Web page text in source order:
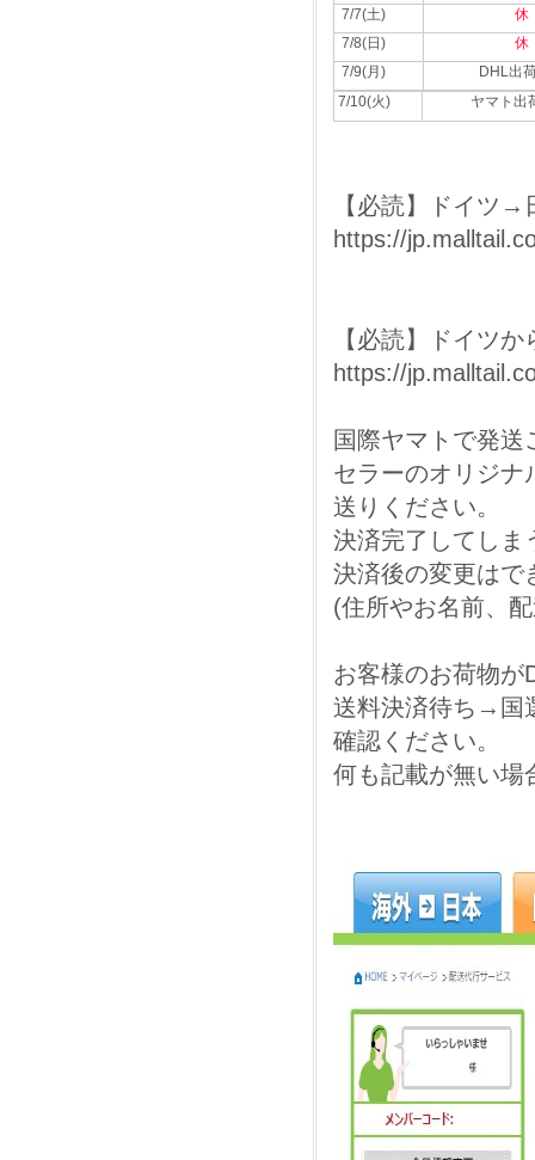
7/7(土)
休
7/8(日)
休
7/9(月)
DHL出
7/10(火)
ヤマト出
【必読】ドイツ
https://
【必読】ドイツ
https://
国際ヤマトで発
セラーのオリジナ
送りください。
決済完了してしま
決済後の変更はで
(住所やお名前、
お客様のお荷物が
送料決済待ち→国
確認ください。
何も記載が無い場